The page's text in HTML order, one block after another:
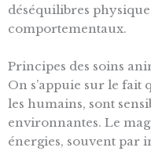
déséquilibres
comportementaux.
Principes des soins
On s’appuie sur le fait
les humains, sont
environnantes. Le
énergies, souvent par